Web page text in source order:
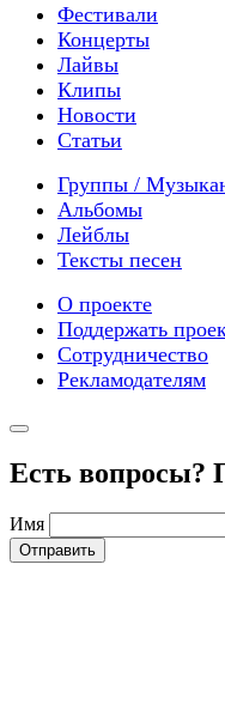
Фестивали
Концерты
Лайвы
Клипы
Новости
Статьи
Группы /
Альбомы
Лейблы
Тексты песен
О проекте
Поддержать
Сотрудничество
Рекламодателям
Есть вопросы?
Имя